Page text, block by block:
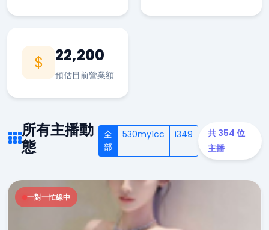
22,200
預估目前營業額
所有主播動
態
全
部
530my1cc i349
共 354 位
主播
一對一忙線中